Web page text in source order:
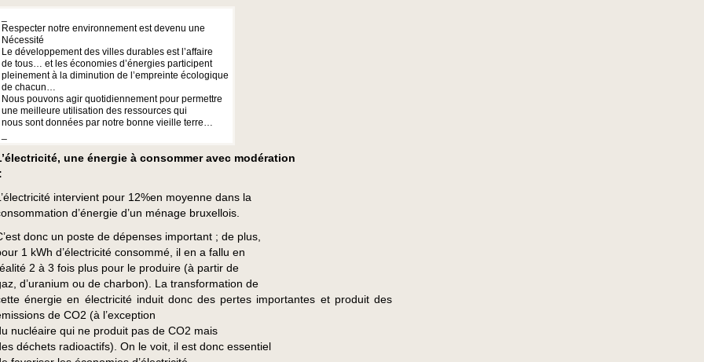
Respecter notre environnement est devenu une
Nécessité
Le développement des villes durables est l’affaire
de tous… et les économies d’énergies participent
pleinement à la diminution de l’empreinte écologique
de chacun…
Nous pouvons agir quotidiennement pour permettre
une meilleure utilisation des ressources qui
nous sont données par notre bonne vieille terre…
une énergie à consommer avec modération
intervient pour 12%en moyenne dans la
d’énergie d’un ménage bruxellois.
donc un poste de dépenses important ; de plus,
1 kWh d’électricité consommé, il en a fallu en
2 à 3 fois plus pour le produire (à partir de
d’uranium ou de charbon). La transformation de
énergie en électricité induit donc des pertes importantes et produit des
de CO2 (à l’exception
nucléaire qui ne produit pas de CO2 mais
déchets radioactifs). On le voit, il est donc essentiel